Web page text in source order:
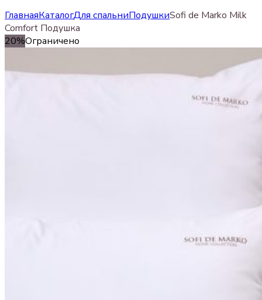
ГлавнаяКаталогДля спальниПодушкиSofi de Marko Milk
Comfort Подушка
20%Ограничено